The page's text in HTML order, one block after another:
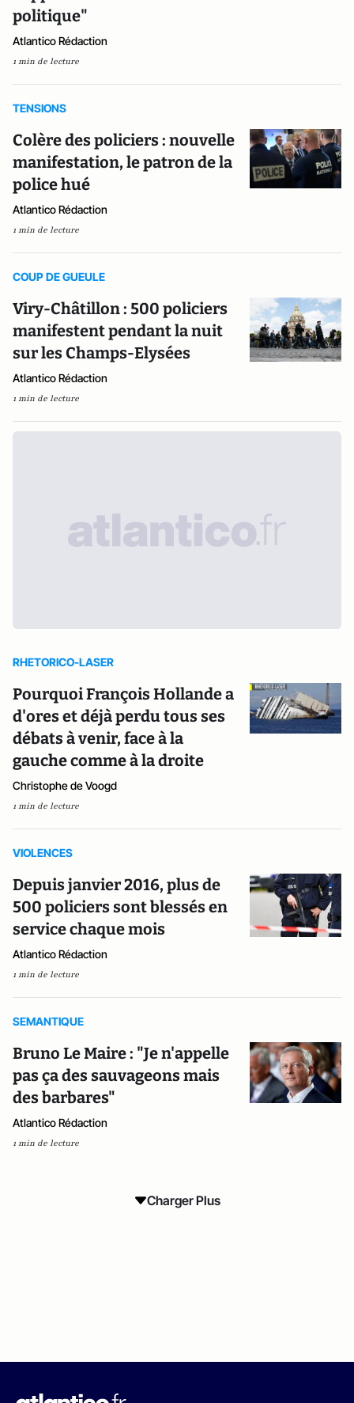
politique"
Atlantico Rédaction
1 min de lecture
TENSIONS
Colère des policiers : nouvelle
manifestation, le patron de la
police hué
Atlantico Rédaction
1 min de lecture
COUP DE GUEULE
Viry-Châtillon : 500 policiers
manifestent pendant la nuit
sur les Champs-Elysées
Atlantico Rédaction
1 min de lecture
RHETORICO-LASER
Pourquoi François Hollande a
d'ores et déjà perdu tous ses
débats à venir, face à la
gauche comme à la droite
Christophe de Voogd
1 min de lecture
VIOLENCES
Depuis janvier 2016, plus de
500 policiers sont blessés en
service chaque mois
Atlantico Rédaction
1 min de lecture
SEMANTIQUE
Bruno Le Maire : "Je n'appelle
pas ça des sauvageons mais
des barbares"
Atlantico Rédaction
1 min de lecture
Charger Plus